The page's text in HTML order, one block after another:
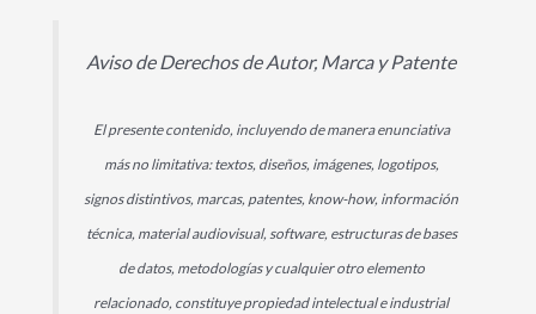
Aviso de Derechos de Autor, Marca y Patente
El presente contenido, incluyendo de manera enunciativa
más no limitativa: textos, diseños, imágenes, logotipos,
signos distintivos, marcas, patentes, know-how, información
técnica, material audiovisual, software, estructuras de bases
de datos, metodologías y cualquier otro elemento
relacionado, constituye propiedad intelectual e industrial